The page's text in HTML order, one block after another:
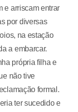
e arriscam entrar
por diversas
na estação
a embarcar.
própria filha e
não tive
formal.
ter sucedido e